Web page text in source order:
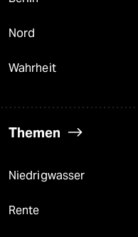
Nord
Wahrheit
Themen
Niedrigwasser
Rente